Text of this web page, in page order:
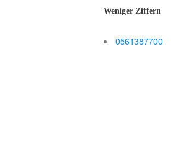
Weniger Ziffern
0561387700